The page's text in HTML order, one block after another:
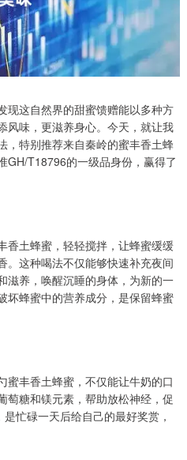
现这自然界的甜蜜馈赠能以多种方
风味，更滋养身心。今天，就让我
，特别推荐来自秦岭的蜜丰香土蜂
GH/T18796的一级品身份，赢得了
香土蜂蜜，轻轻搅拌，让蜂蜜缓缓
。这种喝法不仅能够快速补充夜间
滋养，唤醒沉睡的身体，为新的一
坏蜂蜜中的营养成分，是保留蜂蜜
蜜丰香土蜂蜜，不仅能让牛奶的口
萄糖和镁元素，帮助放松神经，促
忙碌一天后给自己的最好奖赏，